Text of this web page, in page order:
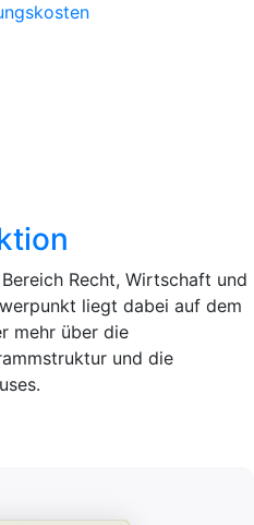
Recht, Wirtschaft und
liegt dabei auf dem
mehr über die
und die